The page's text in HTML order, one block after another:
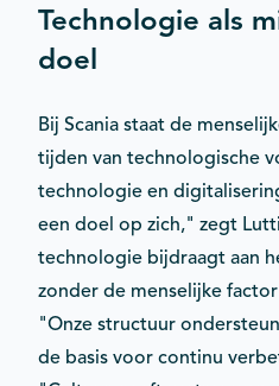
Technologie als
doel
Bij Scania staat de
tijden van technologische
technologie en
een doel op zich," zegt
technologie bijdraagt aan
zonder de menselijke
"Onze structuur
de basis voor continu